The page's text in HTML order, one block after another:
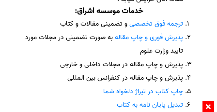
خدمات موسسه اشراق:
ترجمه فوق تخصصیو تضمینی مقالات و کتاب
پذیرش فوری و چاپ مقالهبه صورت تضمینی در مجلات مورد
تایید وزارت علوم
پذیرش و چاپ مقاله در مجلات داخلی و خارجی
پذیرش و چاپ مقاله در کنفرانس بین المللی
چاپ کتاب در تیراژ دلخواه شما
تبدیل پایان نامه به کتاب